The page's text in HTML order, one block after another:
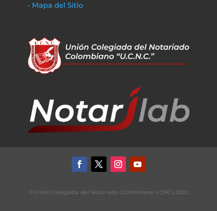
• Mapa del Sitio
©Unión Colegiada del Notariado Colombiano UCNC | 2022